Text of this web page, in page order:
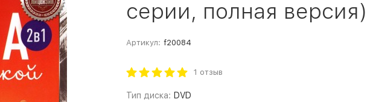
серии, полная версия)
Артикул: f20084
1 отзыв
Тип диска: DVD